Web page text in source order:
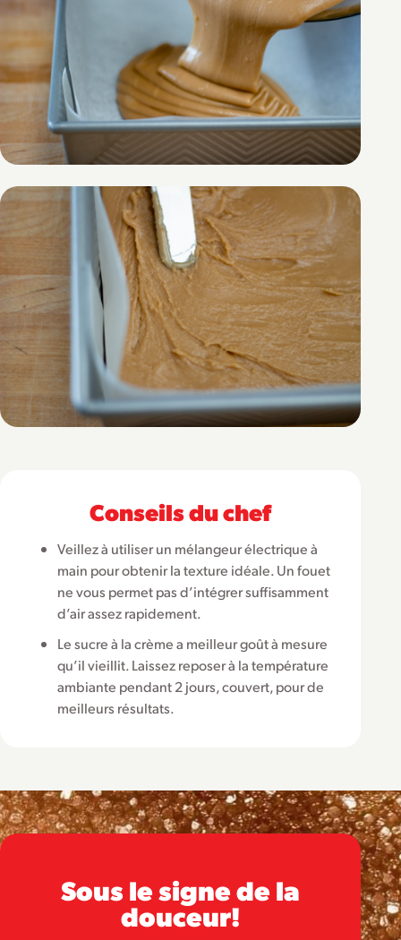
Conseils du chef
Veillez à utiliser un mélangeur électrique à
main pour obtenir la texture idéale. Un fouet
ne vous permet pas d’intégrer suffisamment
d’air assez rapidement.
Le sucre à la crème a meilleur goût à mesure
qu’il vieillit. Laissez reposer à la température
ambiante pendant 2 jours, couvert, pour de
meilleurs résultats.
Sous le signe de la
douceur!